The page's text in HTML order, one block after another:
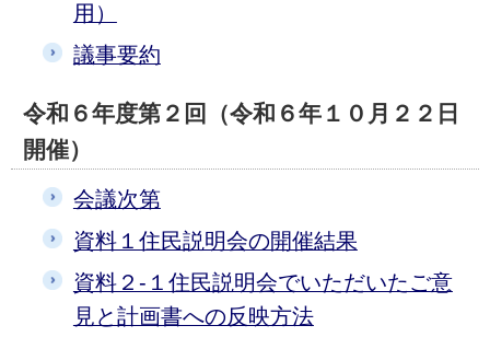
用）
議事要約
令和６年度第２回（令和６年１０月２２日
開催）
会議次第
資料１住民説明会の開催結果
資料２-１住民説明会でいただいたご意
見と計画書への反映方法